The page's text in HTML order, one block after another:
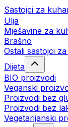
Sastojci za
Ulja
Mješavine za
Brašno
Ostali sastojci
Dijeta
BIO proizvodi
Veganski
Proizvodi bez
Proizvodi bez
Vegetarijanski